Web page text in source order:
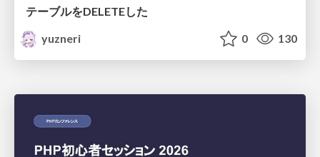
テーブルをDELETEした
yuzneri
0 130